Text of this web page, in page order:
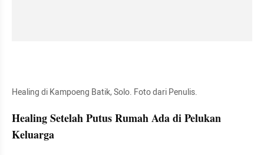
Healing di Kampoeng Batik, Solo. Foto dari Penulis.
Healing Setelah Putus Rumah Ada di Pelukan
Keluarga